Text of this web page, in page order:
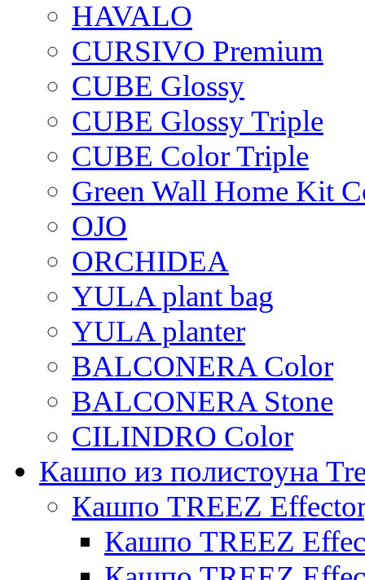
HAVALO
CURSIVO Premium
CUBE Glossy
CUBE Glossy Triple
CUBE Color Triple
Green Wall Home Kit
OJO
ORCHIDEA
YULA plant bag
YULA planter
BALCONERA Color
BALCONERA Stone
CILINDRO Color
Кашпо из полистоуна
Кашпо TREEZ
Кашпо TREEZ